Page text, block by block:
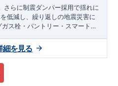
らに制震ダンパー採用で揺れに
低減し、繰り返しの地震災害に
ス栓・パントリー・スマートサ
いっぱい♪ ①洗濯物をまとめ
読書などの趣味の場として活
プール等）わんちゃんの遊び場
解放感で日々の暮らしが豊か
細を見る